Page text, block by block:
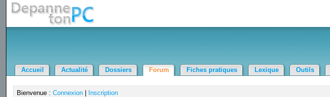
Accueil Actualité Dossiers Forum Fiches pratiques Lexique Outils
Bienvenue : Connexion|
Inscription